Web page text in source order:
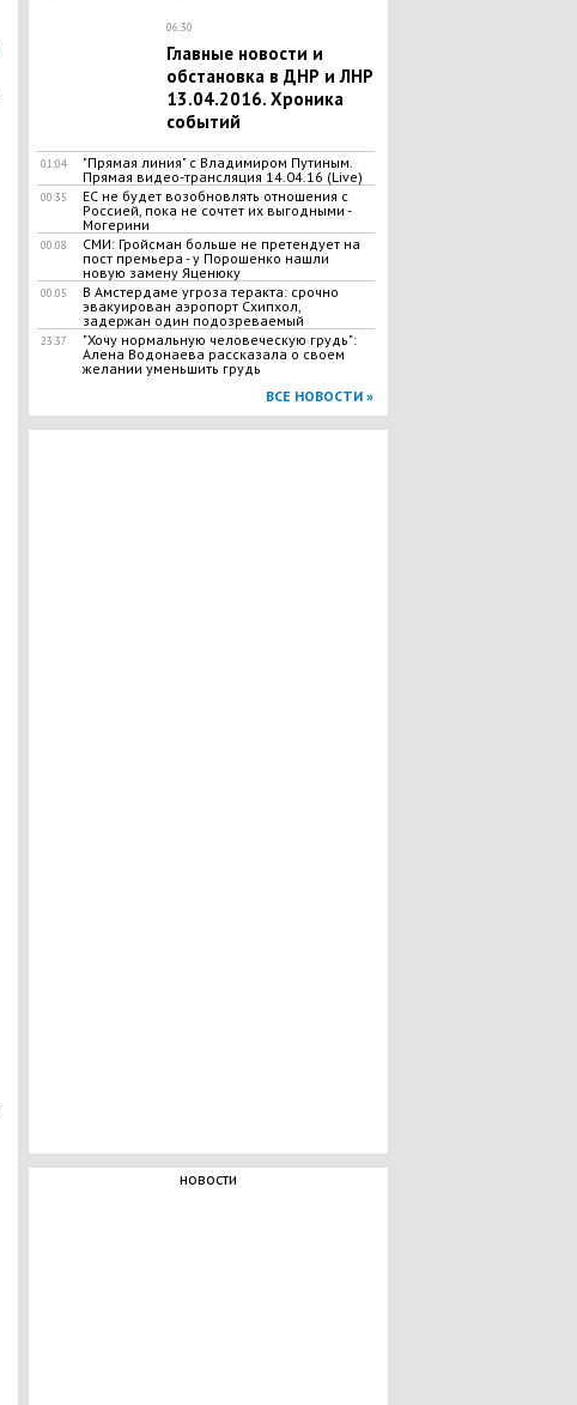
06:30
Главные новости и
обстановка в ДНР и ЛНР
13.04.2016. Хроника
событий
01:04
"Прямая линия" с Владимиром Путиным.
Прямая видео-трансляция 14.04.16 (Live)
00:35
ЕС не будет возобновлять отношения с
Россией, пока не сочтет их выгодными -
Могерини
00:08
СМИ: Гройсман больше не претендует на
пост премьера - у Порошенко нашли
новую замену Яценюку
00:05
В Амстердаме угроза теракта: срочно
эвакуирован аэропорт Схипхол,
задержан один подозреваемый
23:37
"Хочу нормальную человеческую грудь":
Алена Водонаева рассказала о своем
желании уменьшить грудь
ВСЕ НОВОСТИ »
новости